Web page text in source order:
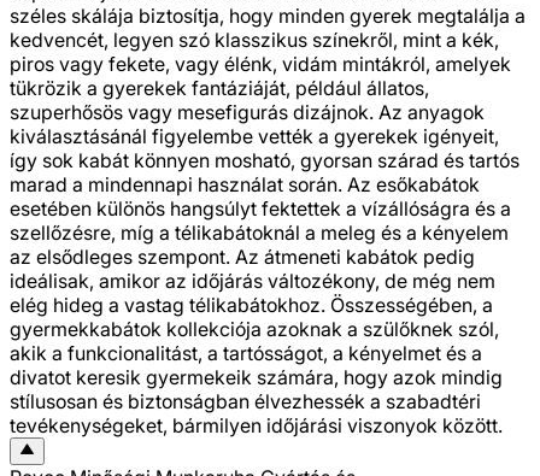
széles skálája biztosítja, hogy minden gyerek megtalálja a
kedvencét, legyen szó klasszikus színekről, mint a kék,
piros vagy fekete, vagy élénk, vidám mintákról, amelyek
tükrözik a gyerekek fantáziáját, például állatos,
szuperhősös vagy mesefigurás dizájnok. Az anyagok
kiválasztásánál figyelembe vették a gyerekek igényeit,
így sok kabát könnyen mosható, gyorsan szárad és tartós
marad a mindennapi használat során. Az esőkabátok
esetében különös hangsúlyt fektettek a vízállóságra és a
szellőzésre, míg a télikabátoknál a meleg és a kényelem
az elsődleges szempont. Az átmeneti kabátok pedig
ideálisak, amikor az időjárás változékony, de még nem
elég hideg a vastag télikabátokhoz. Összességében, a
gyermekkabátok kollekciója azoknak a szülőknek szól,
akik a funkcionalitást, a tartósságot, a kényelmet és a
divatot keresik gyermekeik számára, hogy azok mindig
stílusosan és biztonságban élvezhessék a szabadtéri
tevékenységeket, bármilyen időjárási viszonyok között.